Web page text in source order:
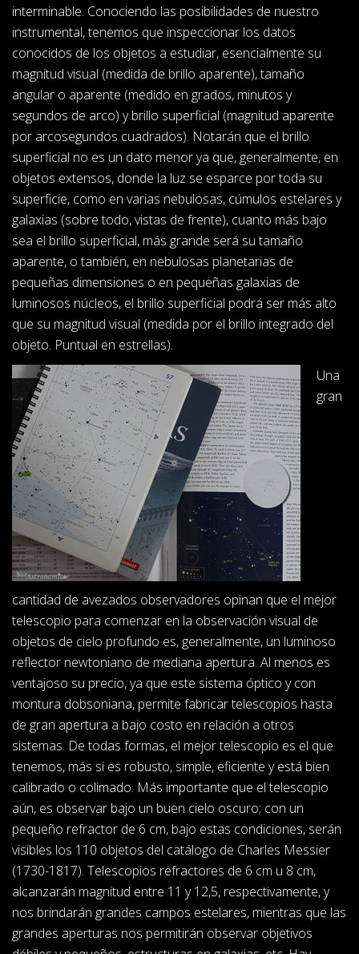
interminable. Conociendo las posibilidades de nuestro
instrumental, tenemos que inspeccionar los datos
conocidos de los objetos a estudiar, esencialmente su
magnitud visual (medida de brillo aparente), tamaño
angular o aparente (medido en grados, minutos y
segundos de arco) y brillo superficial (magnitud aparente
por arcosegundos cuadrados). Notarán que el brillo
superficial no es un dato menor ya que, generalmente, en
objetos extensos, donde la luz se esparce por toda su
superficie, como en varias nebulosas, cúmulos estelares y
galaxias (sobre todo, vistas de frente), cuanto más bajo
sea el brillo superficial, más grande será su tamaño
aparente, o también, en nebulosas planetarias de
pequeñas dimensiones o en pequeñas galaxias de
luminosos núcleos, el brillo superficial podrá ser más alto
que su magnitud visual (medida por el brillo integrado del
objeto. Puntual en estrellas).
Una
gran
cantidad de avezados observadores opinan que el mejor
telescopio para comenzar en la observación visual de
objetos de cielo profundo es, generalmente, un luminoso
reflector newtoniano de mediana apertura. Al menos es
ventajoso su precio, ya que este sistema óptico y con
montura dobsoniana, permite fabricar telescopios hasta
de gran apertura a bajo costo en relación a otros
sistemas. De todas formas, el mejor telescopio es el que
tenemos, más si es robusto, simple, eficiente y está bien
calibrado o colimado. Más importante que el telescopio
aún, es observar bajo un buen cielo oscuro; con un
pequeño refractor de 6 cm, bajo estas condiciones, serán
visibles los 110 objetos del catálogo de Charles Messier
(1730-1817). Telescopios refractores de 6 cm u 8 cm,
alcanzarán magnitud entre 11 y 12,5, respectivamente, y
nos brindarán grandes campos estelares, mientras que las
grandes aperturas nos permitirán observar objetivos